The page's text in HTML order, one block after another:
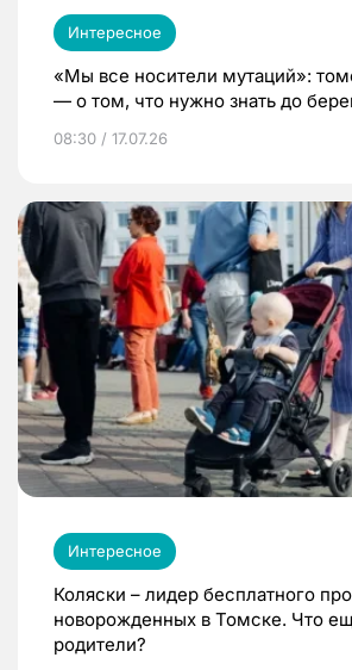
Интересное
«Мы все носители мутаций»:
— о том, что нужно знать до
08:30 / 17.07.26
Интересное
Коляски – лидер бесплатного
новорожденных в Томске. Что
родители?